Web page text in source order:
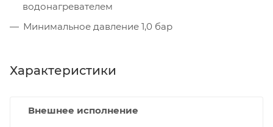
водонагревателем
Минимальное давление 1,0 бар
Характеристики
Внешнее исполнение